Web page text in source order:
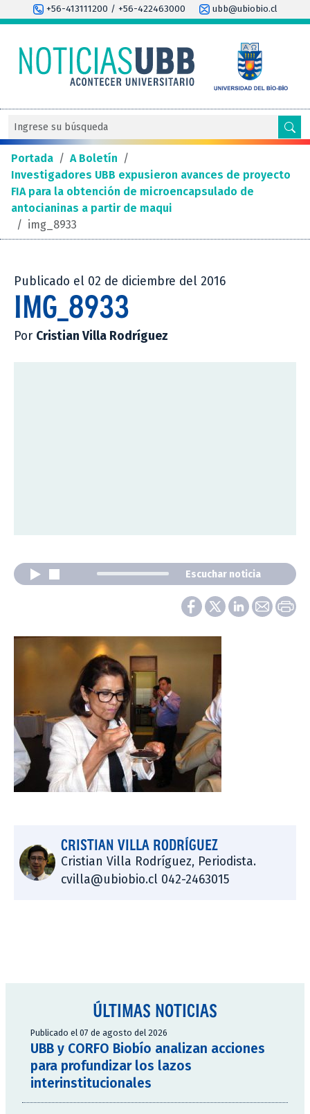
+56-413111200 / +56-422463000 ubb@ubiobio.cl
Portada / A Boletín /
Investigadores UBB expusieron avances de proyecto
FIA para la obtención de microencapsulado de
antocianinas a partir de maqui
/ img_8933
Publicado el 02 de diciembre del 2016
IMG_8933
Por Cristian Villa Rodríguez
Escuchar noticia
CRISTIAN VILLA RODRÍGUEZ
Cristian Villa Rodríguez, Periodista.
cvilla@ubiobio.cl 042-2463015
ÚLTIMAS NOTICIAS
Publicado el 07 de agosto del 2026
UBB y CORFO Biobío analizan acciones
para profundizar los lazos
interinstitucionales